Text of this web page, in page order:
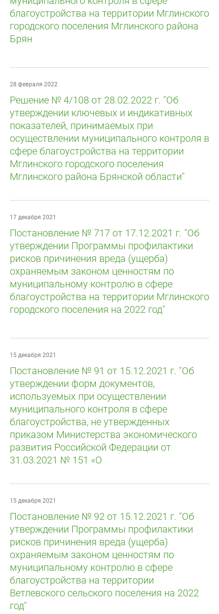
благоустройства на территории Мглинского
городского поселения Мглинского района
Брян
28 февраля 2022
Решение № 4/108 от 28.02.2022 г. "Об
утверждении ключевых и индикативных
показателей, принимаемых при
осуществлении муниципального контроля в
сфере благоустройства на территории
Мглинского городского поселения
Мглинского района Брянской области"
17 декабря 2021
Постановление № 717 от 17.12.2021 г. "Об
утверждении Программы профилактики
рисков причинения вреда (ущерба)
охраняемым законом ценностям по
муниципальному контролю в сфере
благоустройства на территории Мглинского
городского поселения на 2022 год"
15 декабря 2021
Постановление № 91 от 15.12.2021 г. "Об
утверждении форм документов,
используемых при осуществлении
муниципального контроля в сфере
благоустройства, не утвержденных
приказом Министерства экономического
развития Российской Федерации от
31.03.2021 № 151 «О
15 декабря 2021
Постановление № 92 от 15.12.2021 г. "Об
утверждении Программы профилактики
рисков причинения вреда (ущерба)
охраняемым законом ценностям по
муниципальному контролю в сфере
благоустройства на территории
Ветлевского сельского поселения на 2022
год"